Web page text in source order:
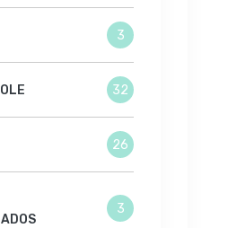
3
32
26
3